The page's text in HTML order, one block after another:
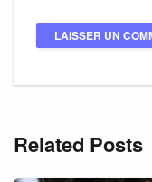
Related Posts